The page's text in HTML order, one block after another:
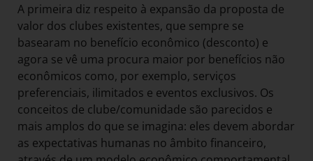
A primeira diz respeito à expansão da proposta de
valor dos clubes existentes, que sempre se
basearam no benefício econômico (desconto) e
agora se vê uma procura maior por benefícios não
econômicos como, por exemplo, serviços
preferenciais, ilimitados e eventos exclusivos. Os
conceitos de clube/comunidade são parecidos e
mais amplos do que se imagina: eles devem abordar
as expectativas humanas no âmbito financeiro,